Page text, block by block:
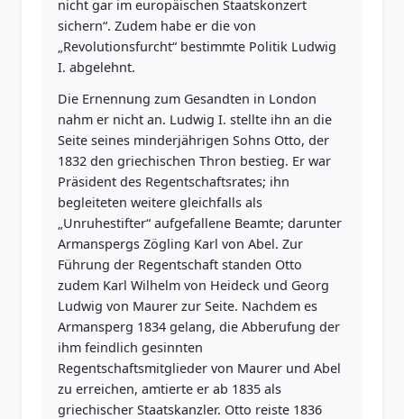
nicht gar im europäischen Staatskonzert
sichern“. Zudem habe er die von
„Revolutionsfurcht“ bestimmte Politik Ludwig
I. abgelehnt.
Die Ernennung zum Gesandten in London
nahm er nicht an. Ludwig I. stellte ihn an die
Seite seines minderjährigen Sohns Otto, der
1832 den griechischen Thron bestieg. Er war
Präsident des Regentschaftsrates; ihn
begleiteten weitere gleichfalls als
„Unruhestifter“ aufgefallene Beamte; darunter
Armanspergs Zögling Karl von Abel. Zur
Führung der Regentschaft standen Otto
zudem Karl Wilhelm von Heideck und Georg
Ludwig von Maurer zur Seite. Nachdem es
Armansperg 1834 gelang, die Abberufung der
ihm feindlich gesinnten
Regentschaftsmitglieder von Maurer und Abel
zu erreichen, amtierte er ab 1835 als
griechischer Staatskanzler. Otto reiste 1836